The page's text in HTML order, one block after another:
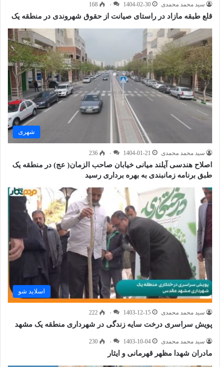
سید محمد محمدی 1404-02-30 ۰ 168
قلع طبقه مازاد در راستای صیانت از حقوق شهروندی در منطقه یک
شهری
سید محمد محمدی 1404-01-21 ۰ 236
اصلاح هندسی آیلند میانی خیابان صاحب الزمان( عج) در منطقه یک
طبق برنامه زمانبندی به بهره برداری رسید
اسلاید شو
سید محمد محمدی 1403-12-15 ۰ 222
پویش سراسری درخت سایه زندگی در شهرداری منطقه یک مشهد
سید محمد محمدی 1403-10-04 ۰ 230
مادران شهدا مظهر قهرمانی و ایثار